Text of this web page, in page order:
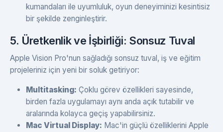
kumandaları ile uyumluluk, oyun deneyiminizi kesintisiz
bir şekilde zenginleştirir.
5. Üretkenlik ve İşbirliği: Sonsuz Tuval
Apple Vision Pro'nun sağladığı sonsuz tuval, iş ve eğitim
projeleriniz için yeni bir soluk getiriyor:
Multitasking: Çoklu görev özellikleri sayesinde,
birden fazla uygulamayı aynı anda açık tutabilir ve
aralarında kolayca geçiş yapabilirsiniz.
Mac Virtual Display: Mac'in güçlü özelliklerini Apple